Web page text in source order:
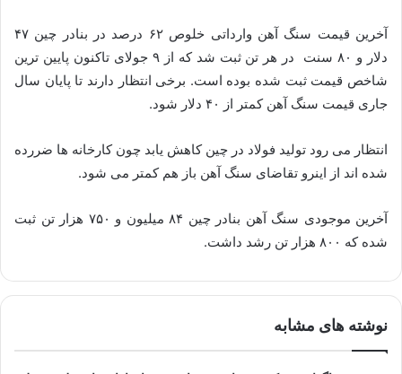
آخرین قیمت سنگ آهن وارداتی خلوص ۶۲ درصد در بنادر چین ۴۷
دلار و ۸۰ سنت در هر تن ثبت شد که از ۹ جولای تاکنون پایین ترین
شاخص قیمت ثبت شده بوده است. برخی انتظار دارند تا پایان سال
جاری قیمت سنگ آهن کمتر از ۴۰ دلار شود.
انتظار می رود تولید فولاد در چین کاهش یابد چون کارخانه ها ضررده
شده اند از اینرو تقاضای سنگ آهن باز هم کمتر می شود.
آخرین موجودی سنگ آهن بنادر چین ۸۴ میلیون و ۷۵۰ هزار تن ثبت
شده که ۸۰۰ هزار تن رشد داشت.
نوشته های مشابه